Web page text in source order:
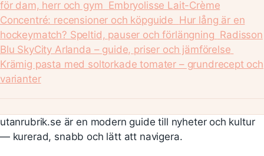
för dam, herr och gym Embryolisse Lait-Crème
Concentré: recensioner och köpguide Hur lång är en
hockeymatch? Speltid, pauser och förlängning Radisson
Blu SkyCity Arlanda – guide, priser och jämförelse
Krämig pasta med soltorkade tomater – grundrecept och
varianter
utanrubrik.se är en modern guide till nyheter och kultur
— kurerad, snabb och lätt att navigera.